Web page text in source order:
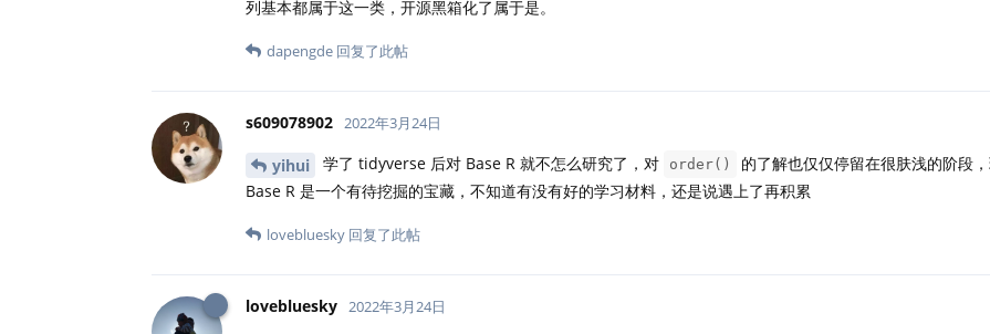
列基本都属于这一类，开源黑箱化了属于是。
dapengde 回复了此帖
s609078902 2022年3月24日
yihui 学了 tidyverse 后对 Base R 就不怎么研究了，对 order()
的了解也仅仅停留在很肤浅的阶段
Base R 是一个有待挖掘的宝藏，不知道有没有好的学习材料，还是说遇上了再积累
lovebluesky 回复了此帖
lovebluesky 2022年3月24日